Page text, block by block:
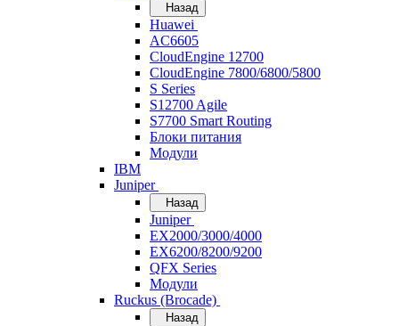
Назад
Huawei
AC6605
CloudEngine 12700
CloudEngine 7800/6800/5800
S Series
S12700 Agile
S7700 Smart Routing
Блоки питания
Модули
IBM
Juniper
Назад
Juniper
EX2000/3000/4000
EX6200/8200/9200
QFX Series
Модули
Ruckus (Brocade)
Назад